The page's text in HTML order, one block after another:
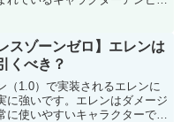
スゾーンゼロ】エレンは
くべき？
（1.0）で実装されるエレンに
に強いです。エレンはダメージ
に使いやすいキャラクターで